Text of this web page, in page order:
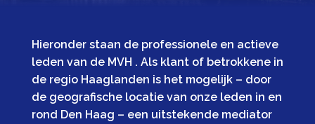
Hieronder staan de professionele en actieve
leden van de MVH . Als klant of betrokkene in
de regio Haaglanden is het mogelijk – door
de geografische locatie van onze leden in en
rond Den Haag – een uitstekende mediator